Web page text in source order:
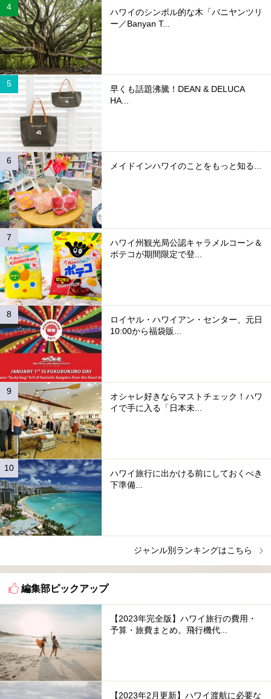
ハワイのシンボル的な木「バニヤンツリ
ー／Banyan T...
早くも話題沸騰！DEAN & DELUCA
HA...
メイドインハワイのことをもっと知る...
ハワイ州観光局公認キャラメルコーン＆
ポテコが期間限定で登...
ロイヤル・ハワイアン・センター、元日
10:00から福袋販...
オシャレ好きならマストチェック！ハワ
イで手に入る「日本未...
ハワイ旅行に出かける前にしておくべき
下準備...
ジャンル別ランキングはこちら
編集部ピックアップ
【2023年完全版】ハワイ旅行の費用・
予算・旅費まとめ。飛行機代...
【2023年2月更新】ハワイ渡航に必要な